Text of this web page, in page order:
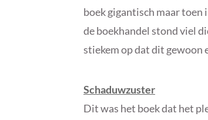
boek gigantisch maar toen
de boekhandel stond viel
stiekem op dat dit gewoon
Schaduwzuster
Dit was het boek dat het